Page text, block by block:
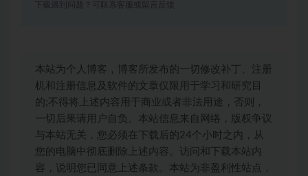
下载遇到问题？可联系客服或留言反馈
本站为个人博客，博客所发布的一切修改补丁、注册
机和注册信息及软件的文章仅限用于学习和研究目
的;不得将上述内容用于商业或者非法用途，否则，
一切后果请用户自负。本站信息来自网络，版权争议
与本站无关，您必须在下载后的24个小时之内，从
您的电脑中彻底删除上述内容。访问和下载本站内
容，说明您已同意上述条款。本站为非盈利性站点，